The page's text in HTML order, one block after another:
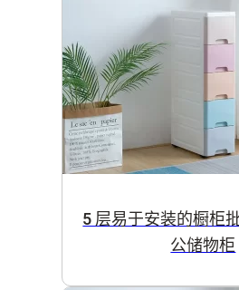
5 层易于安装的橱柜
公储物柜